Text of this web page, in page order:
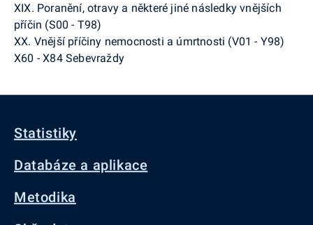
XIX. Poranění, otravy a některé jiné následky vnějších
příčin (S00 - T98)
XX. Vnější příčiny nemocnosti a úmrtnosti (V01 - Y98)
X60 - X84 Sebevraždy
Statistiky
Databáze a aplikace
Metodika